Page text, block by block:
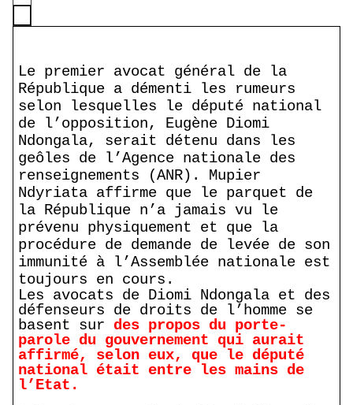
Le premier avocat général de la
République a démenti les rumeurs
selon lesquelles le député national
de l’opposition, Eugène Diomi
Ndongala, serait détenu dans les
geôles de l’Agence nationale des
renseignements (ANR). Mupier
Ndyriata affirme que le parquet de
la République n’a jamais vu le
prévenu physiquement et que la
procédure de demande de levée de son
immunité à l’Assemblée nationale est
toujours en cours.
Les avocats de Diomi Ndongala et des
défenseurs de droits de l’homme se
basent sur des propos du porte-
parole du gouvernement qui aurait
affirmé, selon eux, que le député
national était entre les mains de
l’Etat.